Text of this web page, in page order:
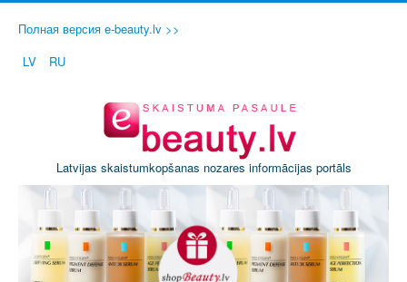
Полная версия e-beauty.lv >>
LV
RU
Latvijas skaistumkopšanas nozares informācijas portāls